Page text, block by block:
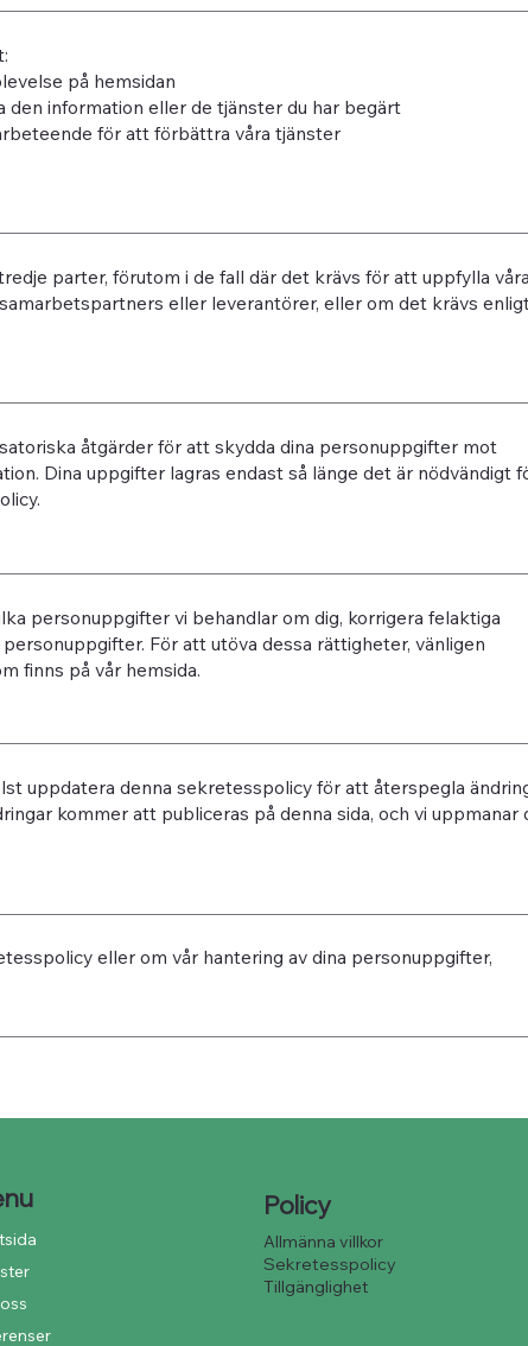
på hemsidan
den information eller de tjänster du har begärt
för att förbättra våra tjänster
parter, förutom i de fall där det krävs för att uppfylla våra
eller leverantörer, eller om det krävs
åtgärder för att skydda dina personuppgifter mot
Dina uppgifter lagras endast så länge det är nödvändigt
personuppgifter vi behandlar om dig, korrigera felaktiga
För att utöva dessa rättigheter, vänligen
finns på vår hemsida.
uppdatera denna sekretesspolicy för att återspegla
kommer att publiceras på denna sida, och vi uppmanar
eller om vår hantering av dina personuppgifter,
Policy
Allmänna villkor
Sekretesspolicy
Tillgänglighet